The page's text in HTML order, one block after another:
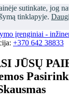
sutinkate, jog
tinklapyje.
+370 642 38833
JŪSŲ